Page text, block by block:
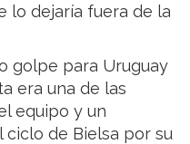
lo dejaría fuera de la
golpe para Uruguay
era una de las
equipo y un
de Bielsa por su